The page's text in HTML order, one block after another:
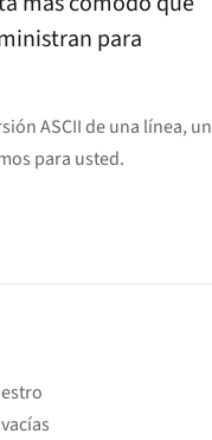
para
ASCII de una línea, un
para usted.